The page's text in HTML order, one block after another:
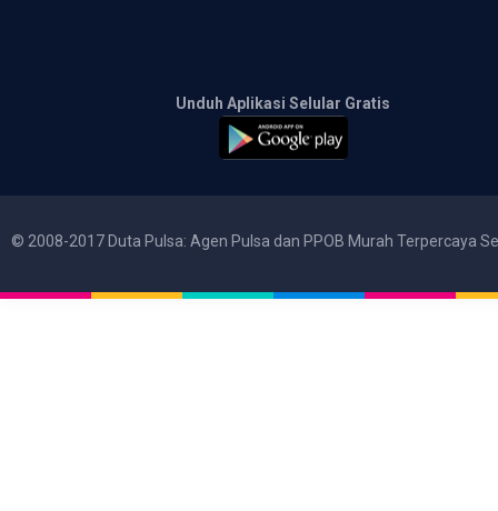
Unduh Aplikasi Selular Gratis
© 2008-2017 Duta Pulsa: Agen Pulsa dan PPOB Murah Terpercaya